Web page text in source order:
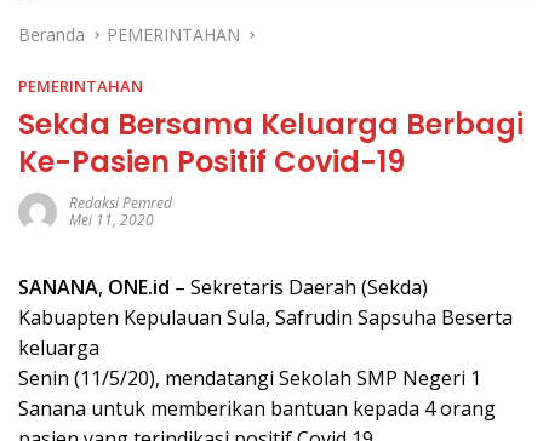
Beranda PEMERINTAHAN
PEMERINTAHAN
Sekda Bersama Keluarga Berbagi
Ke-Pasien Positif Covid-19
Redaksi Pemred
Mei 11, 2020
SANANA, ONE.id – Sekretaris Daerah (Sekda)
Kabuapten Kepulauan Sula, Safrudin Sapsuha Beserta
keluarga
Senin (11/5/20), mendatangi Sekolah SMP Negeri 1
Sanana untuk memberikan bantuan kepada 4 orang